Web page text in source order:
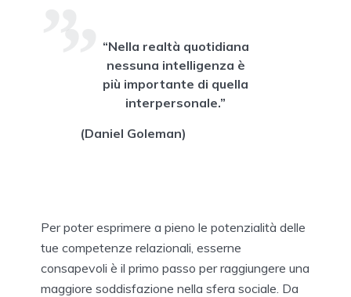
“Nella realtà quotidiana
nessuna intelligenza è
più importante di quella
interpersonale.”
(Daniel Goleman)
Per poter esprimere a pieno le potenzialità delle
tue competenze relazionali, esserne
consapevoli è il primo passo per raggiungere una
maggiore soddisfazione nella sfera sociale. Da